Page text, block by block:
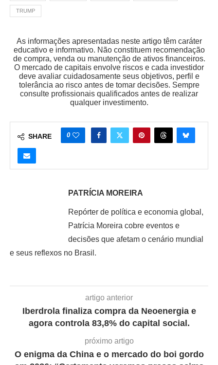
TRUMP
As informações apresentadas neste artigo têm caráter
educativo e informativo. Não constituem recomendação
de compra, venda ou manutenção de ativos financeiros.
O mercado de capitais envolve riscos e cada investidor
deve avaliar cuidadosamente seus objetivos, perfil e
tolerância ao risco antes de tomar decisões. Sempre
consulte profissionais qualificados antes de realizar
qualquer investimento.
SHARE 0
PATRÍCIA MOREIRA
Repórter de política e economia global,
Patrícia Moreira cobre eventos e
decisões que afetam o cenário mundial
e seus reflexos no Brasil.
artigo anterior
Iberdrola finaliza compra da Neoenergia e
agora controla 83,8% do capital social.
próximo artigo
O enigma da China e o mercado do boi gordo